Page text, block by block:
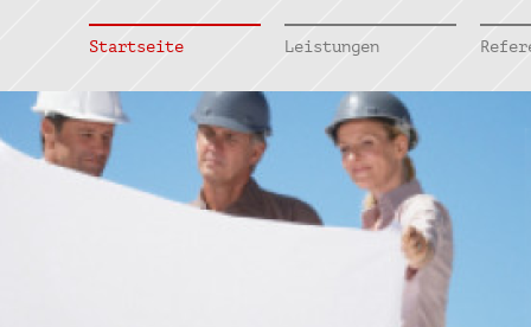
Startseite Leistungen